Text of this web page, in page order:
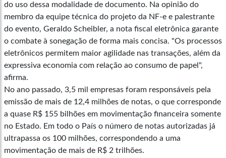
do uso dessa modalidade de documento. Na opinião do
membro da equipe técnica do projeto da NF-e e palestrante
do evento, Geraldo Scheibler, a nota fiscal eletrônica garante
o combate à sonegação de forma mais concisa. "Os processos
eletrônicos permitem maior agilidade nas transações, além da
expressiva economia com relação ao consumo de papel",
afirma.
No ano passado, 3,5 mil empresas foram responsáveis pela
emissão de mais de 12,4 milhões de notas, o que corresponde
a quase R$ 155 bilhões em movimentação financeira somente
no Estado. Em todo o País o número de notas autorizadas já
ultrapassa os 100 milhões, correspondendo a uma
movimentação de mais de R$ 2 trilhões.